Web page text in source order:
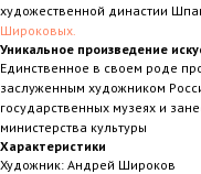
художественной династии
Широковых.
Уникальное произведение
Единственное в своем роде
заслуженным художником
государственных музеях и
министерства культуры
Характеристики
Художник: Андрей Широков